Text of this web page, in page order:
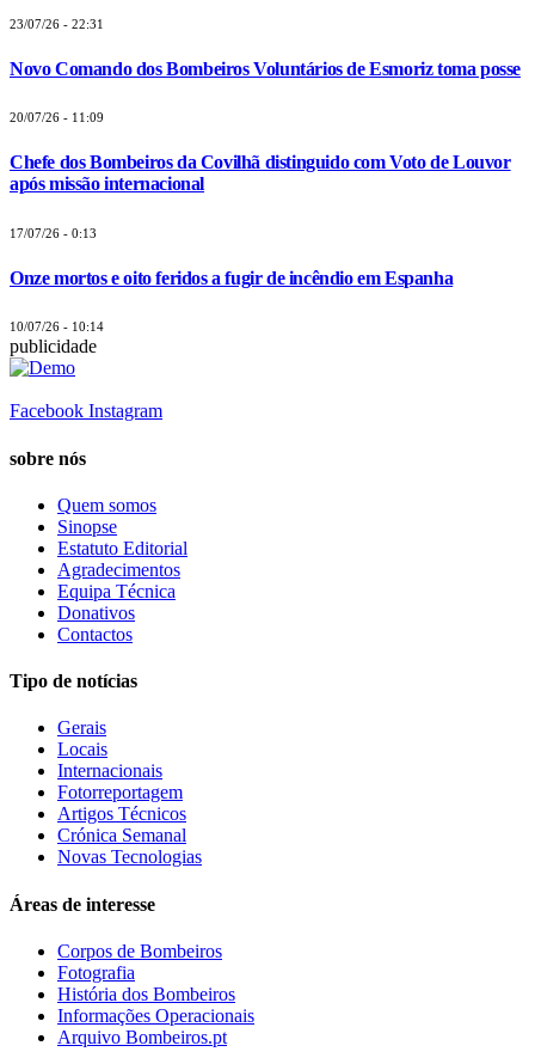
23/07/26 - 22:31
Novo Comando dos Bombeiros Voluntários de Esmoriz toma posse
20/07/26 - 11:09
Chefe dos Bombeiros da Covilhã distinguido com Voto de Louvor
após missão internacional
17/07/26 - 0:13
Onze mortos e oito feridos a fugir de incêndio em Espanha
10/07/26 - 10:14
publicidade
Facebook Instagram
sobre nós
Quem somos
Sinopse
Estatuto Editorial
Agradecimentos
Equipa Técnica
Donativos
Contactos
Tipo de notícias
Gerais
Locais
Internacionais
Fotorreportagem
Artigos Técnicos
Crónica Semanal
Novas Tecnologias
Áreas de interesse
Corpos de Bombeiros
Fotografia
História dos Bombeiros
Informações Operacionais
Arquivo Bombeiros.pt